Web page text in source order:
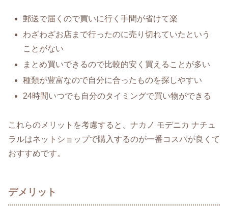
郵送で届くので買いに行く手間が省けて楽
わざわざお店まで行ったのに売り切れていたという
ことがない
まとめ買いできるので比較的安く買えることが多い
種類が豊富なので自分に合ったものを探しやすい
24時間いつでも自分のタイミングで買い物ができる
これらのメリットを考慮すると、ナカノ モデニカ ナチュ
ラルはネットショップで購入するのが一番コスパが良くて
おすすめです。
デメリット